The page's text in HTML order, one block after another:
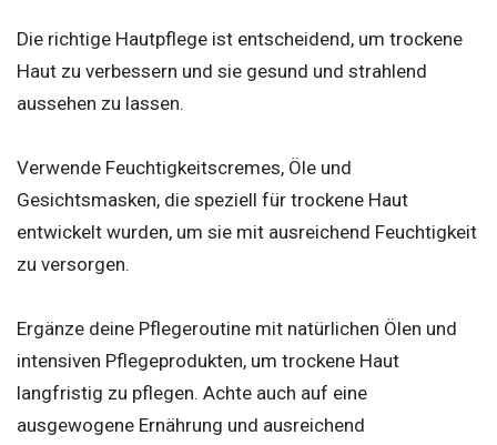
Die richtige Hautpflege ist entscheidend, um trockene
Haut zu verbessern und sie gesund und strahlend
aussehen zu lassen.
Verwende Feuchtigkeitscremes, Öle und
Gesichtsmasken, die speziell für trockene Haut
entwickelt wurden, um sie mit ausreichend Feuchtigkeit
zu versorgen.
Ergänze deine Pflegeroutine mit natürlichen Ölen und
intensiven Pflegeprodukten, um trockene Haut
langfristig zu pflegen. Achte auch auf eine
ausgewogene Ernährung und ausreichend